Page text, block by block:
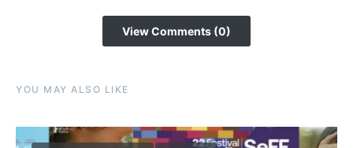
View Comments (0)
YOU MAY ALSO LIKE